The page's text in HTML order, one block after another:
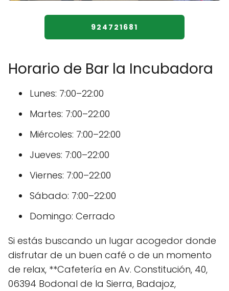
924721681
Horario de Bar la Incubadora
Lunes: 7:00–22:00
Martes: 7:00–22:00
Miércoles: 7:00–22:00
Jueves: 7:00–22:00
Viernes: 7:00–22:00
Sábado: 7:00–22:00
Domingo: Cerrado
Si estás buscando un lugar acogedor donde
disfrutar de un buen café o de un momento
de relax, **Cafetería en Av. Constitución, 40,
06394 Bodonal de la Sierra, Badajoz,